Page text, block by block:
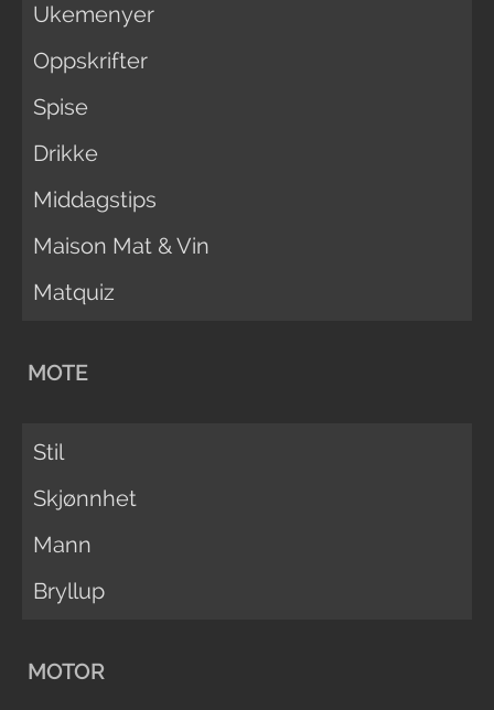
Ukemenyer
Oppskrifter
Spise
Drikke
Middagstips
Maison Mat & Vin
Matquiz
MOTE
Stil
Skjønnhet
Mann
Bryllup
MOTOR